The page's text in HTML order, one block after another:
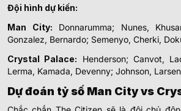
Đội hình dự kiến:
Man City: Donnarumma; Nunes,
Gonzalez, Bernardo; Semenyo, Cherki,
Crystal Palace: Henderson; Canvot,
Lerma, Kamada, Devenny; Johnson,
Dự đoán tỷ số Man City vs